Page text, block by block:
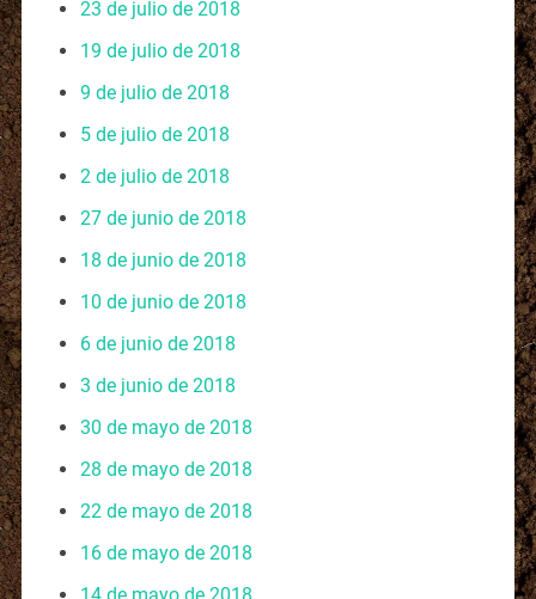
23 de julio de 2018
19 de julio de 2018
9 de julio de 2018
5 de julio de 2018
2 de julio de 2018
27 de junio de 2018
18 de junio de 2018
10 de junio de 2018
6 de junio de 2018
3 de junio de 2018
30 de mayo de 2018
28 de mayo de 2018
22 de mayo de 2018
16 de mayo de 2018